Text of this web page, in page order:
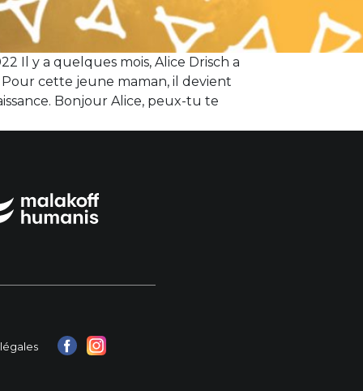
Il y a quelques mois, Alice Drisch a
Pour cette jeune maman, il devient
Bonjour Alice, peux-tu te